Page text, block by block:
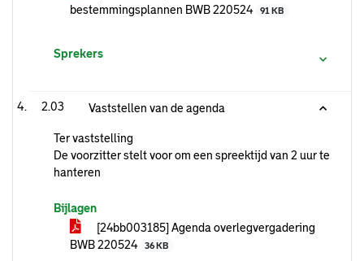
bestemmingsplannen BWB 220524
91 KB
Sprekers
2.03 Vaststellen van de agenda
Ter vaststelling
De voorzitter stelt voor om een spreektijd van 2 uur te
hanteren
Bijlagen
[24bb003185] Agenda overlegvergadering
BWB 220524
36 KB